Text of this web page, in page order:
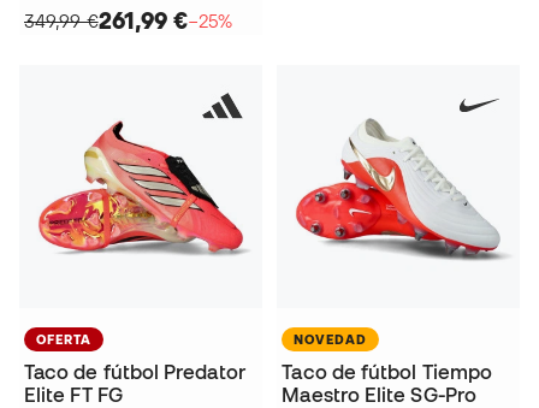
349,99 €261,99 €−25%
OFERTA
Taco de fútbol Predator
Elite FT FG
NOVEDAD
Taco de fútbol Tiempo
Maestro Elite SG-Pro